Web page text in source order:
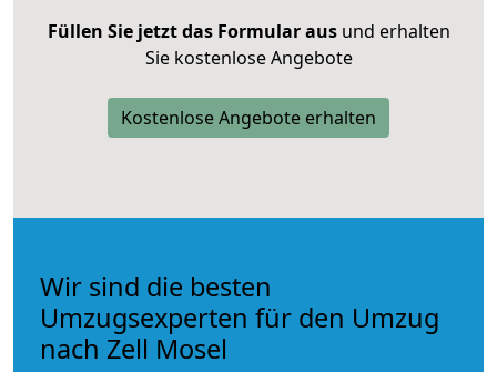
Füllen Sie jetzt das Formular ausund erhalten
Sie kostenlose Angebote
Kostenlose Angebote erhalten
Wir sind die besten
Umzugsexperten für den Umzug
nach Zell Mosel